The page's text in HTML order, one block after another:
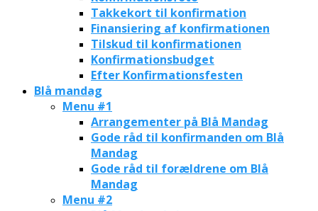
Takkekort til konfirmation
Finansiering af konfirmationen
Tilskud til konfirmationen
Konfirmationsbudget
Efter Konfirmationsfesten
Blå mandag
Menu #1
Arrangementer på Blå Mandag
Gode råd til konfirmanden om Blå
Mandag
Gode råd til forældrene om Blå
Mandag
Menu #2